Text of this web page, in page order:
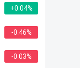
+0.04%
-0.46%
-0.03%